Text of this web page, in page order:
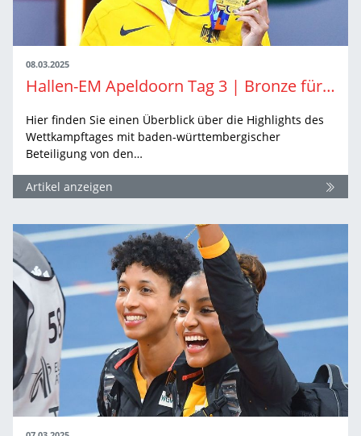
08.03.2025
Hallen-EM Apeldoorn Tag 3 | Bronze für Malaika Mihambo & Siebenkampf Teil 2
Hier finden Sie einen Überblick über die Highlights des
Wettkampftages mit baden-württembergischer
Beteiligung von den…
Artikel anzeigen